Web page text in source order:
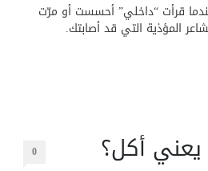
قرأت “داخلي” أحسست أو مرّت
المؤذية التي قد أصابتك.
أكل؟ 0